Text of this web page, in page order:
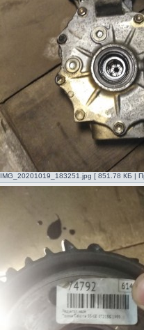
IMG_20201019_183251.jpg [ 851.78 КБ |